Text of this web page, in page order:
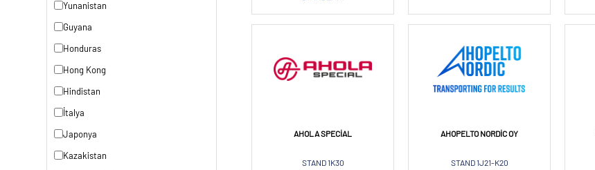
Yunanistan
Guyana
Honduras
Hong Kong
Hindistan
İtalya
Japonya
Kazakistan
AHOLA SPECIAL
STAND 1K30
AHOPELTO NORDIC OY
STAND 1J21-K20